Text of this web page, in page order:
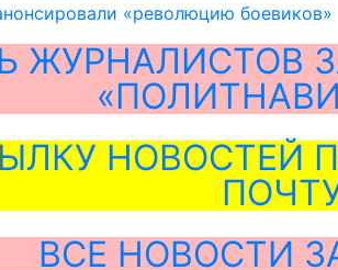
«революцию боевиков»
ЖУРНАЛИСТОВ
НОВОСТЕЙ
ВСЕ НОВОСТИ